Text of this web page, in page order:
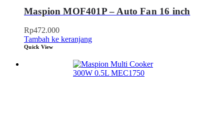
Maspion MOF401P – Auto Fan 16 inch
Rp472.000
Tambah ke keranjang
Quick View